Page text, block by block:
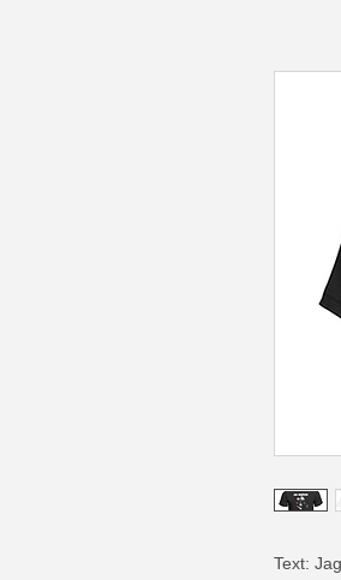
Text: